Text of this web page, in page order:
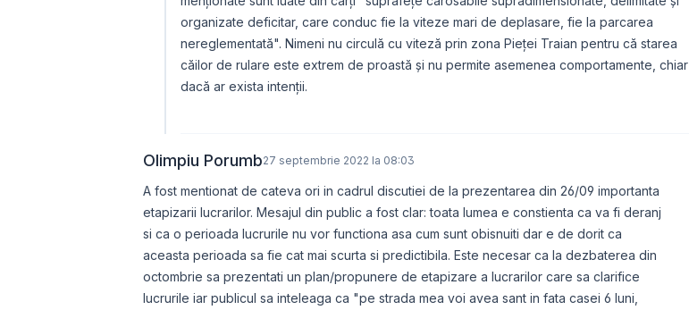
organizate deficitar, care conduc fie la viteze mari de deplasare, fie la parcarea
nereglementată". Nimeni nu circulă cu viteză prin zona Pieței Traian pentru că starea
căilor de rulare este extrem de proastă și nu permite asemenea comportamente, chiar
dacă ar exista intenții.
Olimpiu Porumb27 septembrie 2022 la 08:03
A fost mentionat de cateva ori in cadrul discutiei de la prezentarea din 26/09 importanta
etapizarii lucrarilor. Mesajul din public a fost clar: toata lumea e constienta ca va fi deranj
si ca o perioada lucrurile nu vor functiona asa cum sunt obisnuiti dar e de dorit ca
aceasta perioada sa fie cat mai scurta si predictibila. Este necesar ca la dezbaterea din
octombrie sa prezentati un plan/propunere de etapizare a lucrarilor care sa clarifice
lucrurile iar publicul sa inteleaga ca "pe strada mea voi avea sant in fata casei 6 luni,